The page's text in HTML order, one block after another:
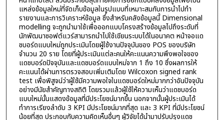
แหล่งข้อมูลใหม่ที่จัดเก็บข้อมูลในรูปแบบที่เหมาะสมกับการนำไปทำ
รายงานและการวิเคราะห์ข้อมูล ซึ่งสำหรับคลังข้อมูลนี้ Dimensional
modelling จะถูกนำมาใช้เพื่อออกแบบโครงสร้างข้อมูลไปถึงระดับที่
นักพัฒนาซอฟต์แวร์สามารถนำไปใช้เขียนระบบได้ในอนาคต หน้าจอแด
ชบอร์ดแบบใหม่ถูกประเมินโดยผู้ใช้งานปัจจุบันของ POS ของบริษัท
จำนวน 20 ราย โดยที่ผู้ประเมินแต่ละคนให้คะแนนความพึงพอใจของ
แดชบอร์ดปัจจุบันและแดชบอร์ดแบบใหม่จาก 1 ถึง 10 ซึ่งผลการให้
คะแนนได้ผ่านการตรวจสอบเพิ่มเติมโดย Wilcoxon signed rank
test เพื่อพิสูจน์ว่าผู้ใช้มีความพอใจในแดชบอร์ดใหม่มากกว่าอันปัจจุบัน
อย่างมีนัยสำคัญทางสถิติ โดยรวมแล้วผู้ใช้ให้ความเห็นว่าแดชบอร์ด
แบบใหม่นั้นแสดงข้อมูลที่มีประโยชน์มากขึ้น นอกจากนั้นผู้ประเมินได้
ทำการเรียงลำดับ 3 KPI มีประโยชน์มากที่สุด และ 3 KPI ที่มีประโยชน์
น้อยที่สุด ประกอบกับความคิดเห็นอื่นๆ ผู้วิจัยได้นำมาปรับปรุงแดช